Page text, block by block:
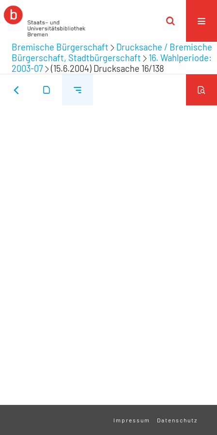
Bremische Bürgerschaft
Drucksache / Bremische
Bürgerschaft, Stadtbürgerschaft
16. Wahlperiode:
2003-07
(15.6.2004) Drucksache 16/138
Impressum Datenschutz